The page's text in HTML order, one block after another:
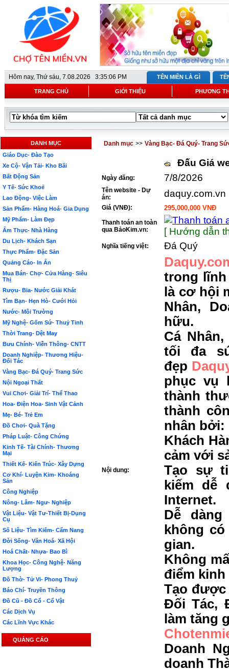
Hôm nay, Thứ sáu, 7.08.2026 3:35:06 PM TÊN MIỀN LÀ GÌ
TRANG CHỦ GIỚI THIỆU PHƯƠNG
DANH MỤC
Giáo Dục- Đào Tạo
Xe Cộ- Vận Tải- Kho Bãi
Bất Động Sản
Y Tế- Sức Khoẻ
Lao Động- Việc Làm
Sản Phẩm- Hàng Hoá- Gia Dụng
Mỹ Phẩm- Làm Đẹp
Ẩm Thực- Nhà Hàng
Du Lịch- Khách Sạn
Thực Phẩm- Đặc Sản
Quảng Cáo- In Ấn
Mua Bán- Chợ- Cửa Hàng- Siêu
Thị
Rượu- Bia- Nước Giải Khát
Tìm Bạn- Hẹn Hò- Cưới Hỏi
Nước- Môi Trường
Mỹ Nghệ- Gốm Sứ- Thuỷ Tinh
Thời Trang- Dệt May
Bưu Chính- Viễn Thông- CNTT
Doanh Nghiệp- Thương Hiệu-
Đối Tác
Vàng Bạc- Đá Quý- Trang Sức
Nội Ngoại Thất
Vui Chơi- Giải Trí- Thể Thao
Hoa- Điện Hoa- Sinh Vật Cảnh
Mẹ- Bé- Trẻ Em
Đồ Chơi- Quà Tặng
Pháp Luật- Công Chứng
Kinh Tế- Tài Chính- Thương
Mại
Thiết Kế- Kiến Trúc- Xây Dựng
Cơ Khí- Luyện Kim- Khoáng
Sản
Công Nghiệp
Nông- Lâm- Ngư- Nghiệp
Vật Liệu- Vật Tư-Thiết Bị-Dụng
Cụ
Số Liệu- Tìm Kiếm- Cẩm Nang
Đời Sống- Văn Hoá- Xã Hội
Hoá Chất- Nhựa- Bao Bì
Khoa Học- Công Nghệ- Năng
Lượng
Đồ Thờ- Tử Vi- Phong Thuỷ
Báo Chí- Truyền Thông
Đồ Cũ - Đồ Cổ - Cổ Vật
Các Dịch Vụ
Các Lĩnh Vực Khác
QUẢNG CÁO
Danh mục >> Vàng Bạc- Đá Quý- Trang
Đấu Giá
Ngày đăng: 7/8/2026
Tên website - Dự
án:
daquy.com.vn
Giá (VNĐ): 295,000,000 VNĐ
Thanh toán an toàn
qua BảoKim.vn:
[ Hướng dẫn
Nghĩa tiếng việt: Đá Quý
Nội dung:
trong lĩnh
là cơ hội
Nhân,
hữu.
Cá
tối đa
đẹp
phục vụ
thành
thành
nhân bởi:
Khách
cảm với
Tạo sự
kiếm dễ
Internet.
Dễ
không
gian.
Không
điểm kinh
Tạo được
Đối Tác,
làm tăng
Doanh
doanh